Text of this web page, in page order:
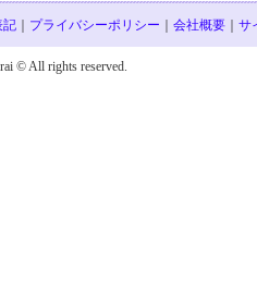
記 ｜ プライバシーポリシー ｜ 会社概要 ｜ サ
© All rights reserved.